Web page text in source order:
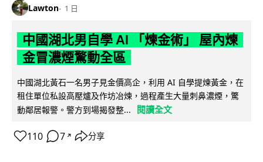
Lawton 1 日
中國湖北男自學 AI 「煉金術」 屋內煉
金冒濃煙驚動全區
中國湖北黃石一名男子見金價高企，利用 AI 自學提煉黃金，在
租住單位私設高壓爐及作坊冶煉，過程產生大量刺鼻濃煙，驚
動鄰居報警。警方到場揭發整...
閱讀全文
110 7 ↗ 分享